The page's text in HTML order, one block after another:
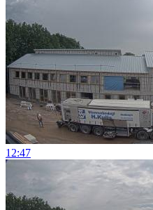
12:47